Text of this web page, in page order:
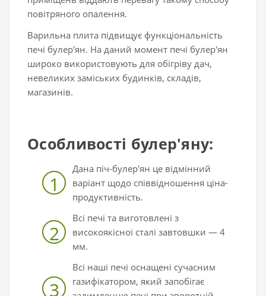
повітряного опалення.
Варильна плита підвищує функціональність
печі булер'ян. На даний момент печі булер'ян
широко використовують для обігріву дач,
невеликих заміських будинків, складів,
магазинів.
Особливості булер'яну:
1
Дана піч-булер'ян це відмінний
варіант щодо співвідношення ціна-
продуктивність.
2
Всі печі та виготовлені з
високоякісної сталі завтовшки — 4
мм.
3
Всі наші печі оснащені сучасним
газифікатором, який запобігає